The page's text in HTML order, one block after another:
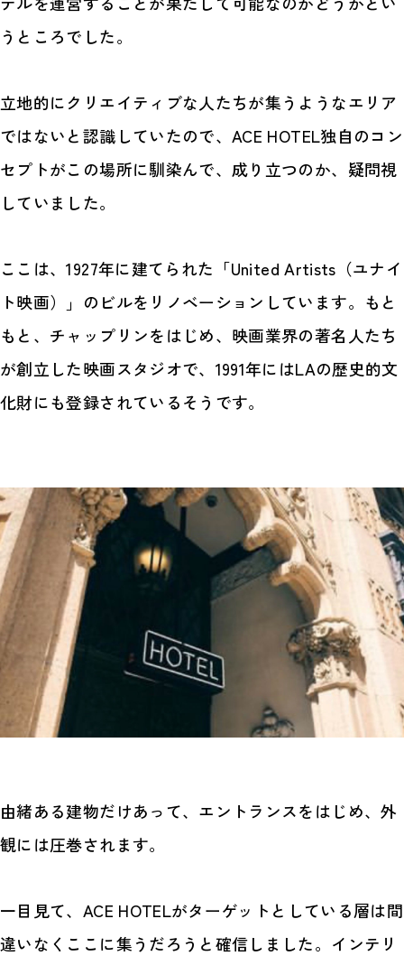
うところでした。
立地的にクリエイティブな人たちが集うようなエリア
ではないと認識していたので、ACE HOTEL独自のコン
セプトがこの場所に馴染んで、成り立つのか、疑問視
していました。
ここは、1927年に建てられた「United Artists（ユナイ
ト映画）」のビルをリノベーションしています。もと
もと、チャップリンをはじめ、映画業界の著名人たち
が創立した映画スタジオで、1991年にはLAの歴史的文
化財にも登録されているそうです。
由緒ある建物だけあって、エントランスをはじめ、外
観には圧巻されます。
一目見て、ACE HOTELがターゲットとしている層は間
違いなくここに集うだろうと確信しました。インテリ